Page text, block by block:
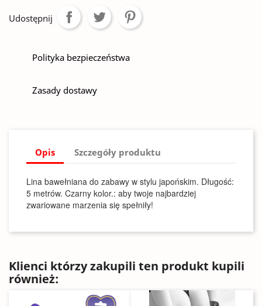
Udostępnij
Polityka bezpieczeństwa
Zasady dostawy
Opis Szczegóły produktu
Lina bawełniana do zabawy w stylu japońskim. Długość:
5 metrów. Czarny kolor.: aby twoje najbardziej
zwariowane marzenia się spełniły!
Klienci którzy zakupili ten produkt kupili
również: